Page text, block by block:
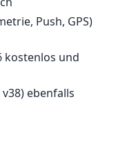
Push, GPS)
kostenlos und
ebenfalls